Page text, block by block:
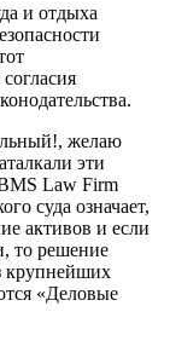
и отдыха
желаю
эти
Law Firm
суда означает,
активов и если
то решение
крупнейших
«Деловые